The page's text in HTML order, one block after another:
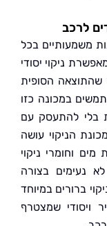
בכל
יסודי
הסופית
כזו
עם
עושה
ניקוי
בצורה
במיוחד
שמצטרף